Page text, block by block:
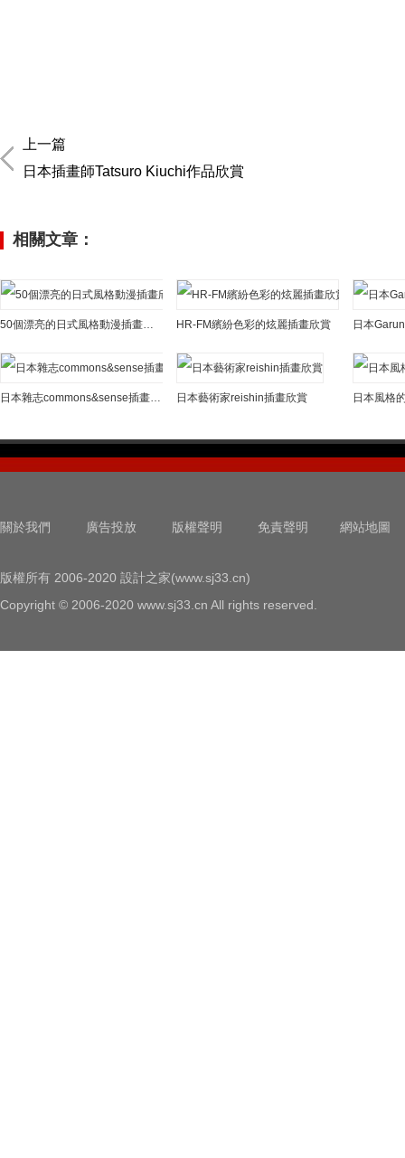
上一篇
日本插畫師Tatsuro Kiuchi作品欣賞
相關文章：
HR-FM繽紛色彩的炫麗插畫欣賞
日本藝術家reishin插畫欣賞 日本風格
關於我們 廣告投放 版權聲明 免責聲明 網站地圖
版權所有 2006-2020 設計之家(www.sj33.cn)
Copyright © 2006-2020 www.sj33.cn All rights reserved.